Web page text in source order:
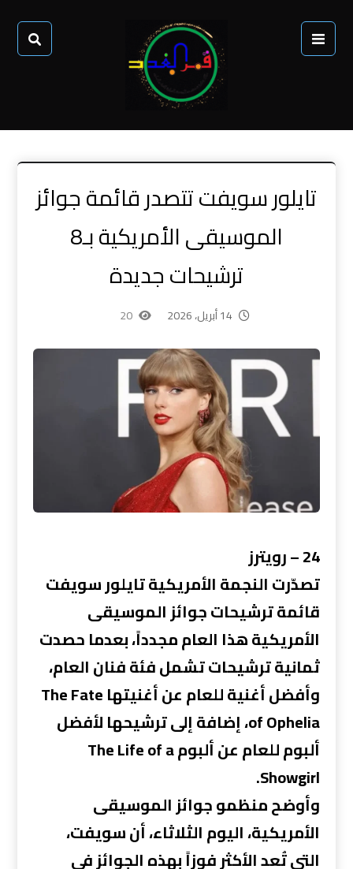
تايلور سويفت تتصدر قائمة جوائز
الموسيقى الأمريكية بـ8
ترشيحات جديدة
14 أبريل، 2026 20
24 – رويترز
تصدّرت النجمة الأمريكية تايلور سويفت
قائمة ترشيحات جوائز الموسيقى
الأمريكية هذا العام مجدداً، بعدما حصدت
ثمانية ترشيحات تشمل فئة فنان العام،
وأفضل أغنية للعام عن أغنيتها The Fate
of Ophelia، إضافة إلى ترشيحها لأفضل
ألبوم للعام عن ألبوم The Life of a
Showgirl.
وأوضح منظمو جوائز الموسيقى
الأمريكية، اليوم الثلاثاء، أن سويفت،
التي تُعد الأكثر فوزاً بهذه الجوائز في